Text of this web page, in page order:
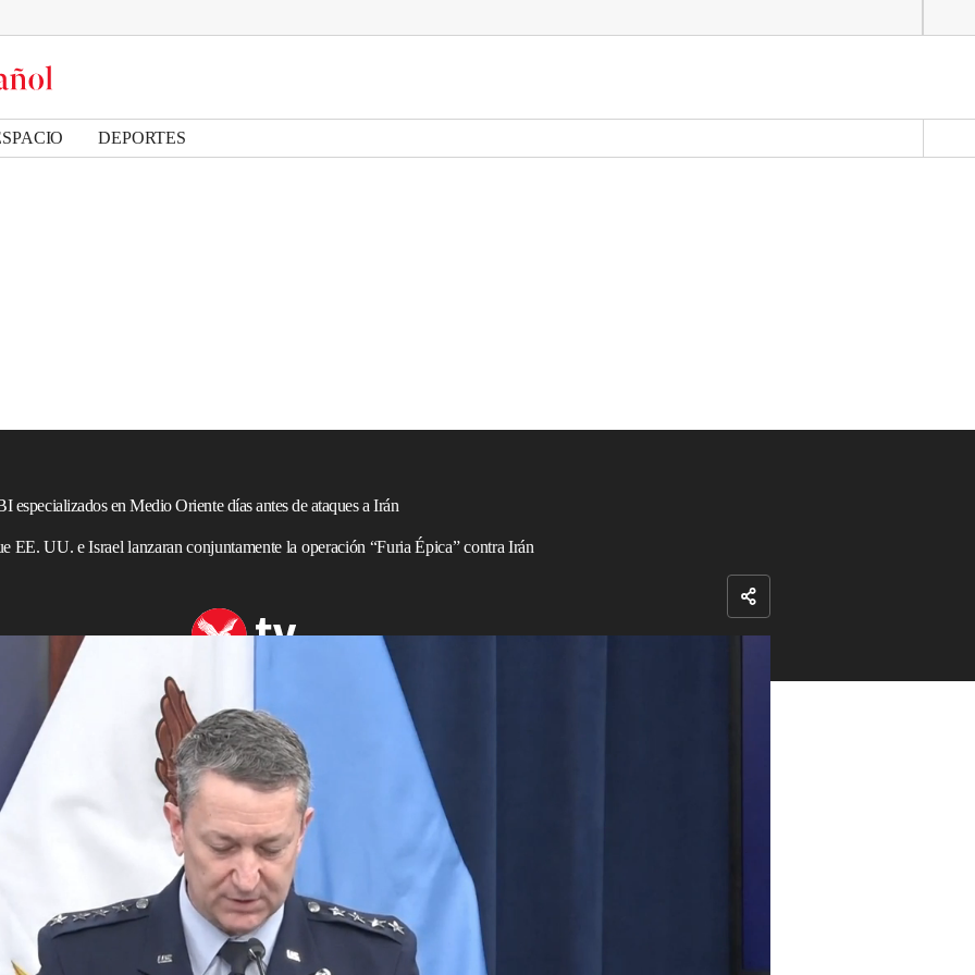
DEPORTES
especializados en Medio Oriente días antes de ataques a Irán
EE. UU. e Israel lanzaran conjuntamente la operación “Furia Épica” contra Irán
los ataques estadounidenses contra Irán
Kash Patel
, de los agentes del FBI que trabajaron en la
en la finca
Mar-a-Lagodel presidenteDonald Trump
global de élite que vigila las amenazas de
FBI el pasado miércoles tras conocer que sus teléfonos
, habían sido objeto de una citación
el acaparamiento de archivos de alto secreto por parte
conocida como CI-12, se produjeron días antes de
la operación “Furia Épica”, con ataques aéreos
más amplio en todoMedio Oriente.